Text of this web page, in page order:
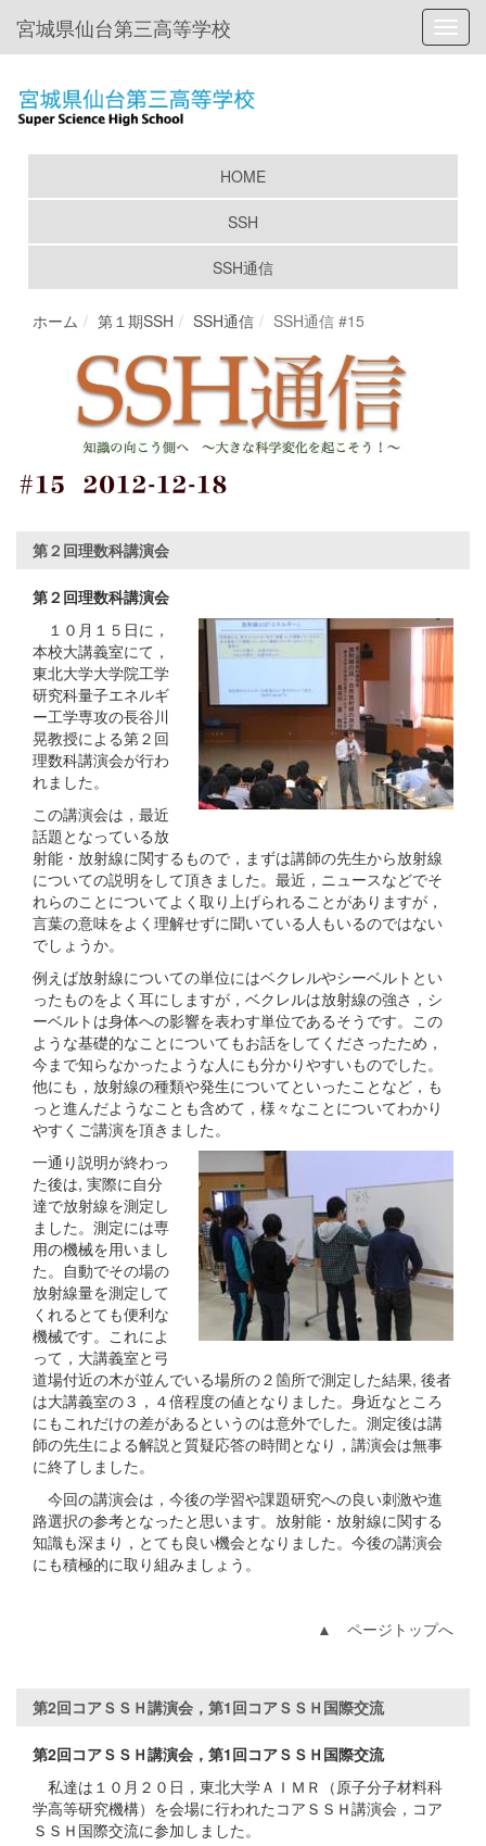
宮城県仙台第三高等学校
HOME
SSH
SSH通信
ホーム 第１期SSH SSH通信 SSH通信 #15
第２回理数科講演会
第２回理数科講演会
１０月１５日に，
本校大講義室にて，
東北大学大学院工学
研究科量子エネルギ
ー工学専攻の長谷川
晃教授による第２回
理数科講演会が行わ
れました。
この講演会は，最近
話題となっている放
射能・放射線に関するもので，まずは講師の先生から放射線
についての説明をして頂きました。最近，ニュースなどでそ
れらのことについてよく取り上げられることがありますが，
言葉の意味をよく理解せずに聞いている人もいるのではない
でしょうか。
例えば放射線についての単位にはベクレルやシーベルトとい
ったものをよく耳にしますが，ベクレルは放射線の強さ，シ
ーベルトは身体への影響を表わす単位であるそうです。この
ような基礎的なことについてもお話をしてくださったため，
今まで知らなかったような人にも分かりやすいものでした。
他にも，放射線の種類や発生についてといったことなど，も
っと進んだようなことも含めて，様々なことについてわかり
やすくご講演を頂きました。
一通り説明が終わっ
た後は, 実際に自分
達で放射線を測定し
ました。測定には専
用の機械を用いまし
た。自動でその場の
放射線量を測定して
くれるとても便利な
機械です。これによ
って，大講義室と弓
道場付近の木が並んでいる場所の２箇所で測定した結果, 後者
は大講義室の３，４倍程度の値となりました。身近なところ
にもこれだけの差があるというのは意外でした。測定後は講
師の先生による解説と質疑応答の時間となり，講演会は無事
に終了しました。
今回の講演会は，今後の学習や課題研究への良い刺激や進
路選択の参考となったと思います。放射能・放射線に関する
知識も深まり，とても良い機会となりました。今後の講演会
にも積極的に取り組みましょう。
▲ ページトップへ
第2回コアＳＳＨ講演会，第1回コアＳＳＨ国際交流
第2回コアＳＳＨ講演会，第1回コアＳＳＨ国際交流
私達は１０月２０日，東北大学ＡＩＭＲ（原子分子材料科
学高等研究機構）を会場に行われたコアＳＳＨ講演会，コア
ＳＳＨ国際交流に参加しました。